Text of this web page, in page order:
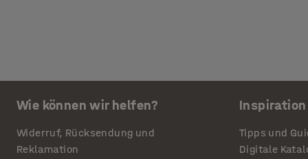
Wie können wir helfen?
Widerruf, Rücksendung und
Reklamation
Inspiration
Tipps und
Digitale